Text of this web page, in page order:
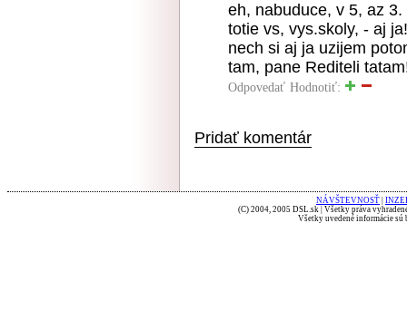
eh, nabuduce, v 5, az
totie vs, vys.skoly, - aj ja!
nech si aj ja uzijem
tam, pane Rediteli
Odpovedať Hodnotiť:
Pridať komentár
NÁVŠTEVNOSŤ
(C) 2004, 2005 DSL.sk | Všetky práva
Všetky uvedené informácie sú